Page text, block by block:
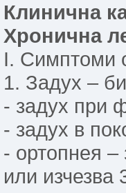
Клинична
Хронична
І. Симптоми
1. Задух –
- задух при
- задух в
- ортопнея
или изчезва